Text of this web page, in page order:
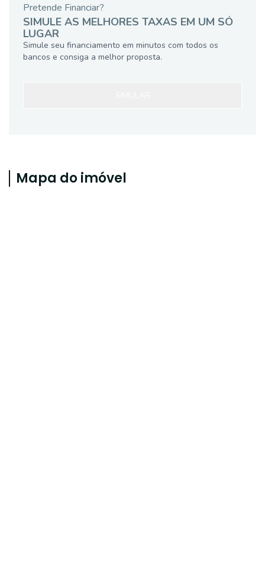
Pretende Financiar?
SIMULE AS MELHORES TAXAS EM UM SÓ
LUGAR
Simule seu financiamento em minutos com todos os
bancos e consiga a melhor proposta.
Mapa do imóvel